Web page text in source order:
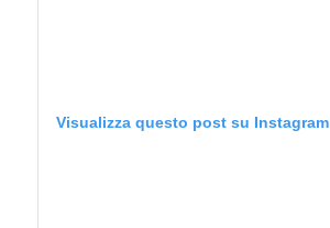
Visualizza questo post su Instagram